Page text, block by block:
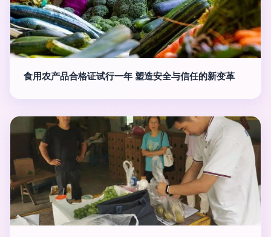
食用农产品合格证试行一年 塑造安全与信任的新变革